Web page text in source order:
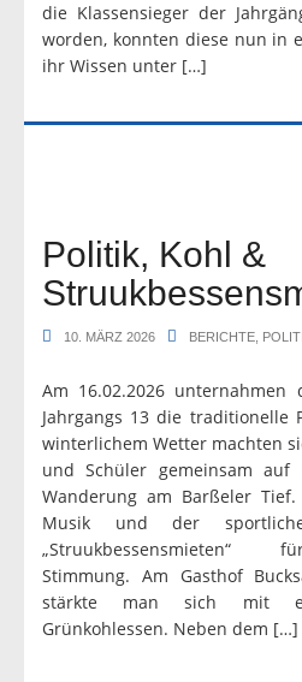
die Klassensieger der
worden, konnten diese nun in
ihr Wissen unter […]
Politik, Kohl &
10. MÄRZ 2026 BERICHTE
Am 16.02.2026 unternahmen
Jahrgangs 13 die traditionelle
winterlichem Wetter machten
und Schüler gemeinsam
Wanderung am Barßeler
Musik und der
„Struukbessensmieten“
Stimmung. Am Gasthof
stärkte man sich mit
Grünkohlessen. Neben dem […]